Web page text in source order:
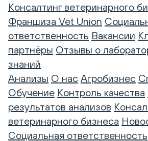
Консалтинг ветеринарного
Франшиза Vet Union
ответственность Вакансии
партнёры Отзывы о
знаний
Анализы О нас Агробизнес
Обучение Контроль качества
результатов анализов
ветеринарного бизнеса
Социальная ответственность